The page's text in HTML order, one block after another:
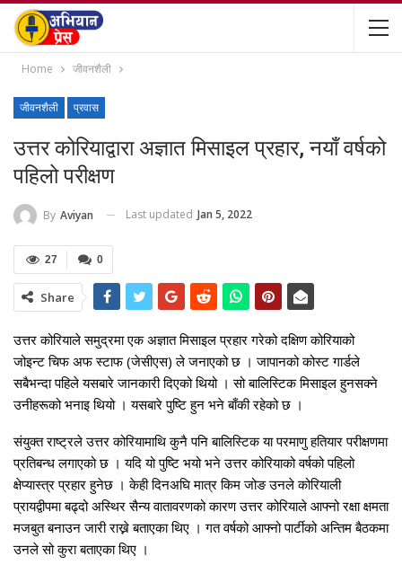
Home जीवनशैली
जीवनशैली प्रवास
उत्तर कोरियाद्वारा अज्ञात मिसाइल प्रहार, नयाँ वर्षको
पहिलो परीक्षण
By Aviyan Last updated Jan 5, 2022
0
27
Share
उत्तर कोरियाले समुद्रमा एक अज्ञात मिसाइल प्रहार गरेको दक्षिण कोरियाको
जोइन्ट चिफ अफ स्टाफ (जेसीएस) ले जनाएको छ । जापानको कोस्ट गार्डले
सबैभन्दा पहिले यसबारे जानकारी दिएको थियो । सो बालिस्टिक मिसाइल हुनसक्ने
उनीहरूको भनाइ थियो । यसबारे पुष्टि हुन भने बाँकी रहेको छ ।
संयुक्त राष्ट्रले उत्तर कोरियामाथि कुनै पनि बालिस्टिक या परमाणु हतियार परीक्षणमा
प्रतिबन्ध लगाएको छ । यदि यो पुष्टि भयो भने उत्तर कोरियाको वर्षको पहिलो
क्षेप्यास्त्र प्रहार हुनेछ । केही दिनअघि मात्र किम जोङ उनले कोरियाली
प्रायद्वीपमा बढ्दो अस्थिर सैन्य वातावरणको कारण उत्तर कोरियाले आफ्नो रक्षा क्षमता
मजबुत बनाउन जारी राख्ने बताएका थिए । गत वर्षको आफ्नो पार्टीको अन्तिम बैठकमा
उनले सो कुरा बताएका थिए ।